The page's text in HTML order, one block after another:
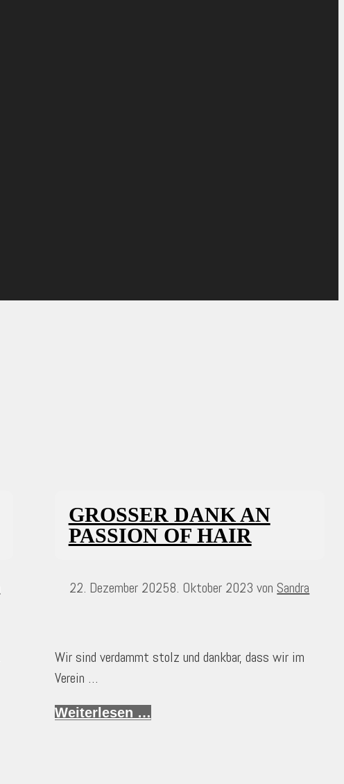
GROSSER DANK AN P
ASSION OF HAIR
22. Dezember 20258. Oktober 2023 vonSandra
Wir sind verdammt stolz und dankbar, dass wir im
Verein …
Weiterlesen …